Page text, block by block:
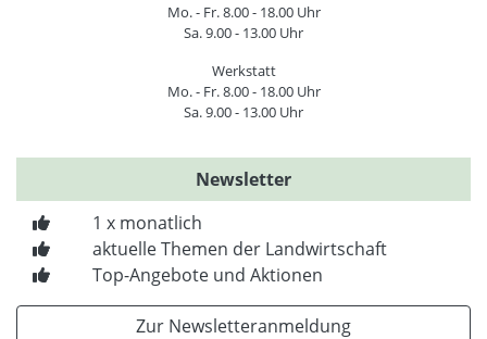
Mo. - Fr. 8.00 - 18.00 Uhr
Sa. 9.00 - 13.00 Uhr
Werkstatt
Mo. - Fr. 8.00 - 18.00 Uhr
Sa. 9.00 - 13.00 Uhr
Newsletter
1 x monatlich
aktuelle Themen der Landwirtschaft
Top-Angebote und Aktionen
Zur Newsletteranmeldung